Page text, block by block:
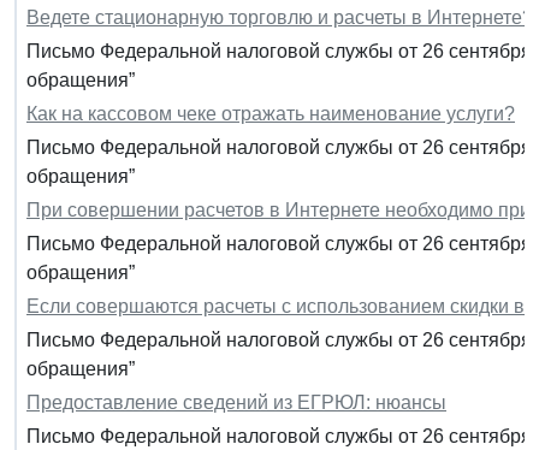
Ведете стационарную торговлю и расчеты в
Письмо Федеральной налоговой службы от 26
обращения”
Как на кассовом чеке отражать наименование услуги?
Письмо Федеральной налоговой службы от 26
обращения”
При совершении расчетов в Интернете необходимо
Письмо Федеральной налоговой службы от 26
обращения”
Если совершаются расчеты с использованием скидки в
Письмо Федеральной налоговой службы от 26
обращения”
Предоставление сведений из ЕГРЮЛ: нюансы
Письмо Федеральной налоговой службы от 26